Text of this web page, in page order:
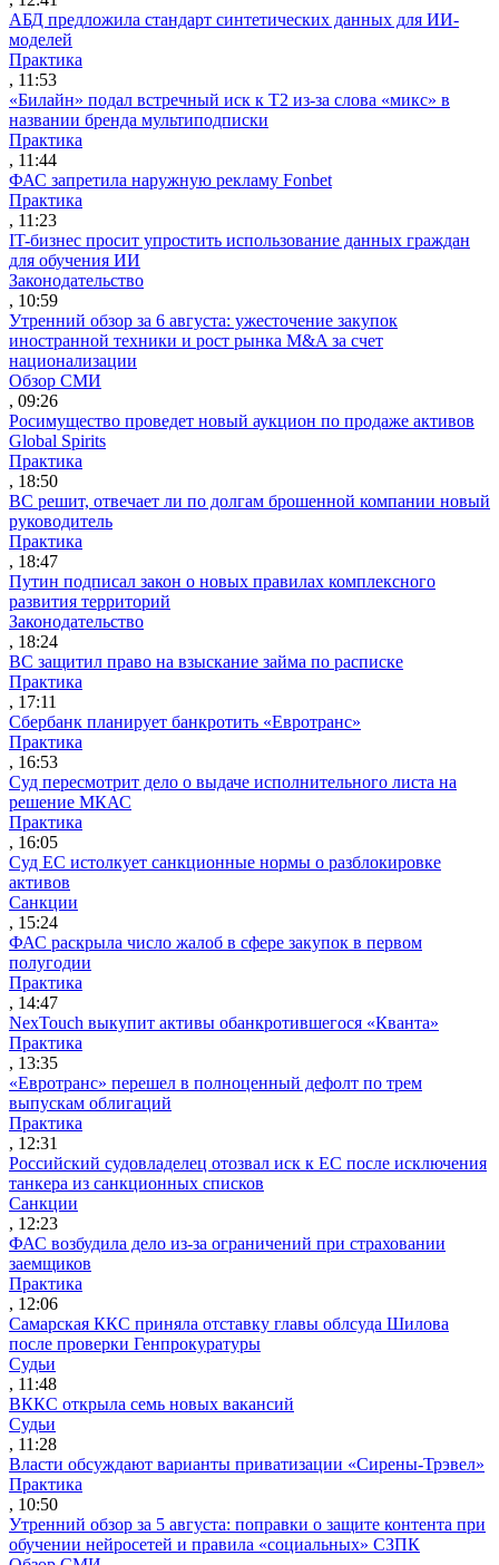
АБД предложила стандарт синтетических данных для ИИ-
моделей
Практика
, 11:53
«Билайн» подал встречный иск к Т2 из-за слова «микс» в
названии бренда мультиподписки
Практика
, 11:44
ФАС запретила наружную рекламу Fonbet
Практика
, 11:23
IT-бизнес просит упростить использование данных граждан
для обучения ИИ
Законодательство
, 10:59
Утренний обзор за 6 августа: ужесточение закупок
иностранной техники и рост рынка M&A за счет
национализации
Обзор СМИ
, 09:26
Росимущество проведет новый аукцион по продаже активов
Global Spirits
Практика
, 18:50
ВС решит, отвечает ли по долгам брошенной компании новый
руководитель
Практика
, 18:47
Путин подписал закон о новых правилах комплексного
развития территорий
Законодательство
, 18:24
ВС защитил право на взыскание займа по расписке
Практика
, 17:11
Сбербанк планирует банкротить «Евротранс»
Практика
, 16:53
Суд пересмотрит дело о выдаче исполнительного листа на
решение МКАС
Практика
, 16:05
Суд ЕС истолкует санкционные нормы о разблокировке
активов
Санкции
, 15:24
ФАС раскрыла число жалоб в сфере закупок в первом
полугодии
Практика
, 14:47
NexTouch выкупит активы обанкротившегося «Кванта»
Практика
, 13:35
«Евротранс» перешел в полноценный дефолт по трем
выпускам облигаций
Практика
, 12:31
Российский судовладелец отозвал иск к ЕС после исключения
танкера из санкционных списков
Санкции
, 12:23
ФАС возбудила дело из-за ограничений при страховании
заемщиков
Практика
, 12:06
Самарская ККС приняла отставку главы облсуда Шилова
после проверки Генпрокуратуры
Судьи
, 11:48
ВККС открыла семь новых вакансий
Судьи
, 11:28
Власти обсуждают варианты приватизации «Сирены-Трэвел»
Практика
, 10:50
Утренний обзор за 5 августа: поправки о защите контента при
обучении нейросетей и правила «социальных» СЗПК